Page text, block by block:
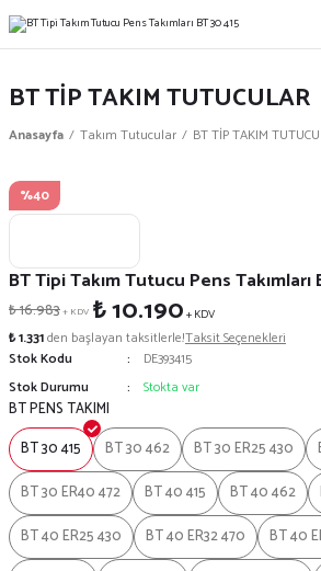
BT TİP TAKIM TUTUCULAR
Anasayfa Takım Tutucular BT TİP TAKIM
%40
BT Tipi Takım Tutucu Pens Takımları
₺ 16.983+ KDV ₺ 10.190+ KDV
₺ 1.331den başlayan taksitlerle!Taksit Seçenekleri
Stok Kodu
DE393415
Stok Durumu
Stokta var
BT PENS TAKIMI
BT 30 415
BT 30 462 BT 30 ER25 430
BT 30 ER40 472
BT 40 415 BT 40 462
BT 40 ER25 430
BT 40 ER32 470 BT 40